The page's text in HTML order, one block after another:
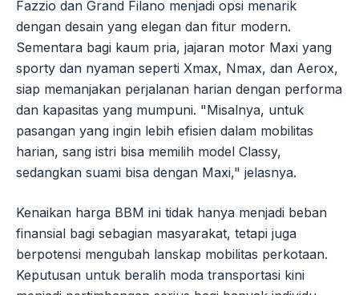
Fazzio dan Grand Filano menjadi opsi menarik
dengan desain yang elegan dan fitur modern.
Sementara bagi kaum pria, jajaran motor Maxi yang
sporty dan nyaman seperti Xmax, Nmax, dan Aerox,
siap memanjakan perjalanan harian dengan performa
dan kapasitas yang mumpuni. "Misalnya, untuk
pasangan yang ingin lebih efisien dalam mobilitas
harian, sang istri bisa memilih model Classy,
sedangkan suami bisa dengan Maxi," jelasnya.
Kenaikan harga BBM ini tidak hanya menjadi beban
finansial bagi sebagian masyarakat, tetapi juga
berpotensi mengubah lanskap mobilitas perkotaan.
Keputusan untuk beralih moda transportasi kini